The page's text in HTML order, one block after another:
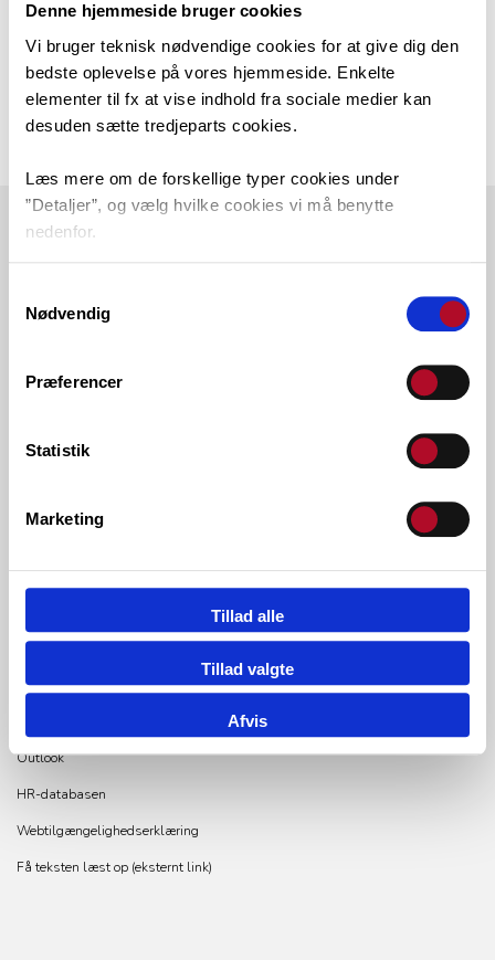
Denne hjemmeside bruger cookies
Vi bruger teknisk nødvendige cookies for at give dig den
bedste oplevelse på vores hjemmeside. Enkelte
elementer til fx at vise indhold fra sociale medier kan
desuden sætte tredjeparts cookies.
Læs mere om de forskellige typer cookies under
”Detaljer”, og vælg hvilke cookies vi må benytte
nedenfor.
venstre hjørne.
Nødvendig
Præferencer
Statistik
Marketing
Tillad alle
Tillad valgte
Afvis
Tårnby Gymnasium & HF
Tlf. 45 11 53 53
E-mail: tgy@tgy.dk
CVRP.NR.:1003259558
GENVEJE
Lectio
M365
Outlook
HR-databasen
Webtilgængelighedserklæring
Få teksten læst op (eksternt link)